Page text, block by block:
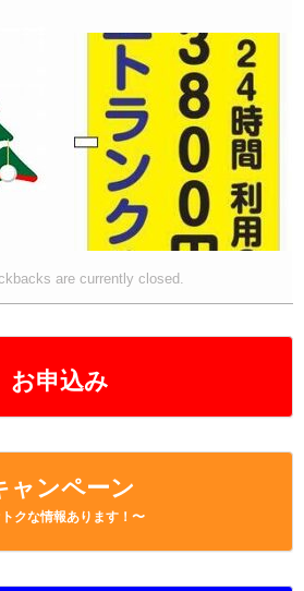
お申込み
ャンペーン
クな情報あります！〜
Li
n
k
are currently closed.